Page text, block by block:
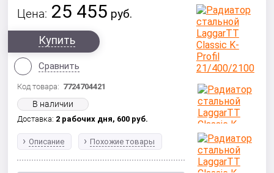
Цена: 25 455 руб.
Купить
Сравнить
Код товара: 7724704421
В наличии
Доставка: 2 рабочих дня, 600 руб.
Описание Похожие товары